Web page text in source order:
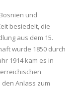
und
besiedelt, die
aus dem 15.
wurde 1850 durch
1914 kam es in
Anlass zum